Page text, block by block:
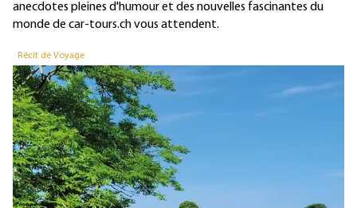
anecdotes pleines d'humour et des nouvelles fascinantes du
monde de car-tours.ch vous attendent.
Récit de Voyage